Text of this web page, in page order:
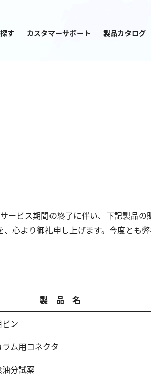
す カスタマーサポート 製品カタログ
ービス期間の終了に伴い、下記製品の
心より御礼申し上げます。今度とも
製 品 名
ン
ム用コネクタ
分試薬
トリウム
素
硫化水素）
アンモニウム
亜硝酸
硝酸
りん酸
全りん